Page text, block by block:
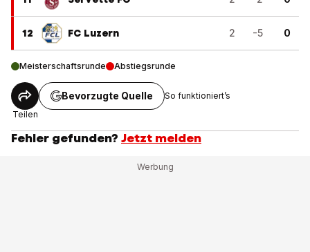
12 FC Luzern 2 -5 0
Meisterschaftsrunde Abstiegsrunde
Teilen
Bevorzugte Quelle So funktioniert’s
Fehler gefunden? Jetzt melden